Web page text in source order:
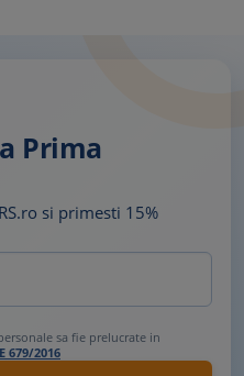
Prima
si primesti 15%
sa fie prelucrate in
679/2016